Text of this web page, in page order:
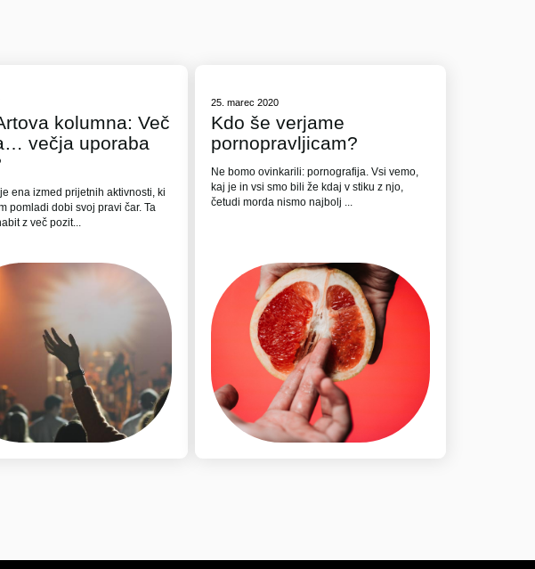
kolumna: Več
večja uporaba
ena izmed prijetnih aktivnosti, ki
pomladi dobi svoj pravi čar. Ta
z več pozit...
25. marec 2020
Kdo še verjame
pornopravljicam?
Ne bomo ovinkarili: pornografija. Vsi vemo,
kaj je in vsi smo bili že kdaj v stiku z njo,
četudi morda nismo najbolj ...